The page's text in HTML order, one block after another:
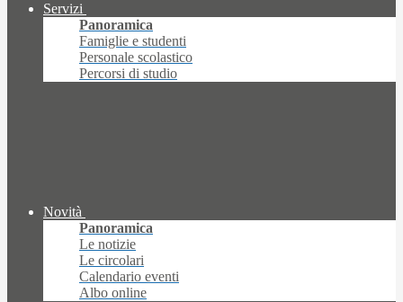
Servizi
Panoramica
Famiglie e studenti
Personale scolastico
Percorsi di studio
Novità
Panoramica
Le notizie
Le circolari
Calendario eventi
Albo online